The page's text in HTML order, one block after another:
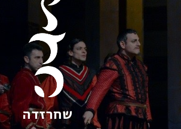
שחרזדה